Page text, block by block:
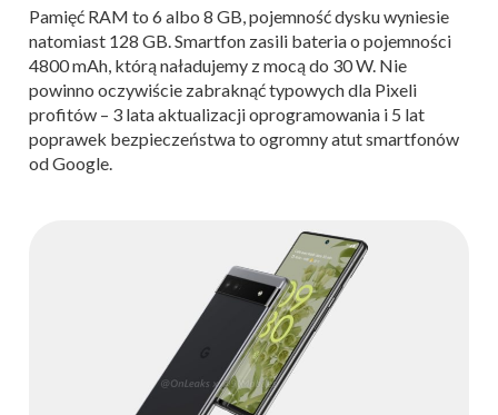
Pamięć RAM to 6 albo 8 GB, pojemność dysku wyniesie
natomiast 128 GB. Smartfon zasili bateria o pojemności
4800 mAh, którą naładujemy z mocą do 30 W. Nie
powinno oczywiście zabraknąć typowych dla Pixeli
profitów – 3 lata aktualizacji oprogramowania i 5 lat
poprawek bezpieczeństwa to ogromny atut smartfonów
od Google.